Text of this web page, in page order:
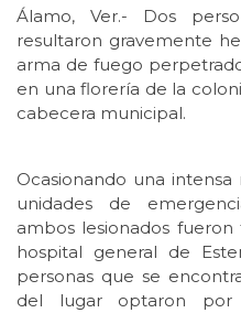
Álamo, Ver.- Dos
resultaron gravemente
arma de fuego
en una florería de la
cabecera municipal.
Ocasionando una
unidades de
ambos lesionados
hospital general de
personas que se
del lugar optaron por